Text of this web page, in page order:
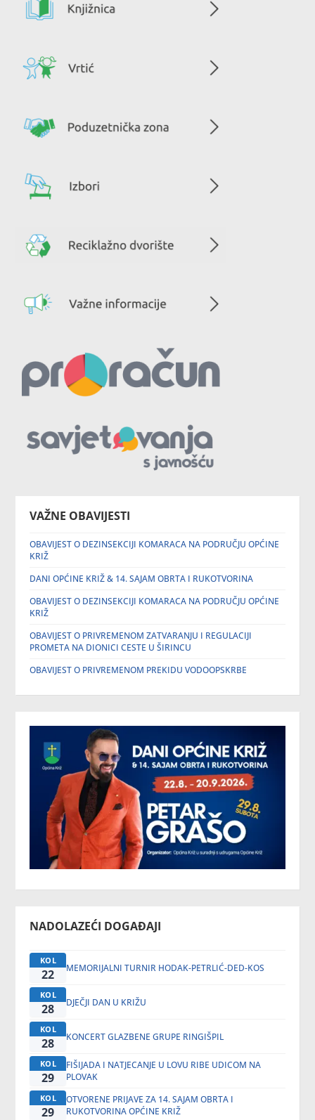
VAŽNE OBAVIJESTI
OBAVIJEST O DEZINSEKCIJI KOMARACA NA PODRUČJU OPĆINE
KRIŽ
DANI OPĆINE KRIŽ & 14. SAJAM OBRTA I RUKOTVORINA
OBAVIJEST O DEZINSEKCIJI KOMARACA NA PODRUČJU OPĆINE
KRIŽ
OBAVIJEST O PRIVREMENOM ZATVARANJU I REGULACIJI
PROMETA NA DIONICI CESTE U ŠIRINCU
OBAVIJEST O PRIVREMENOM PREKIDU VODOOPSKRBE
NADOLAZEĆI DOGAĐAJI
KOL
22 MEMORIJALNI TURNIR HODAK-PETRLIĆ-DED-KOS
KOL
28 DJEČJI DAN U KRIŽU
KOL
28 KONCERT GLAZBENE GRUPE RINGIŠPIL
KOL
29
FIŠIJADA I NATJECANJE U LOVU RIBE UDICOM NA
PLOVAK
KOL
29
OTVORENE PRIJAVE ZA 14. SAJAM OBRTA I
RUKOTVORINA OPĆINE KRIŽ